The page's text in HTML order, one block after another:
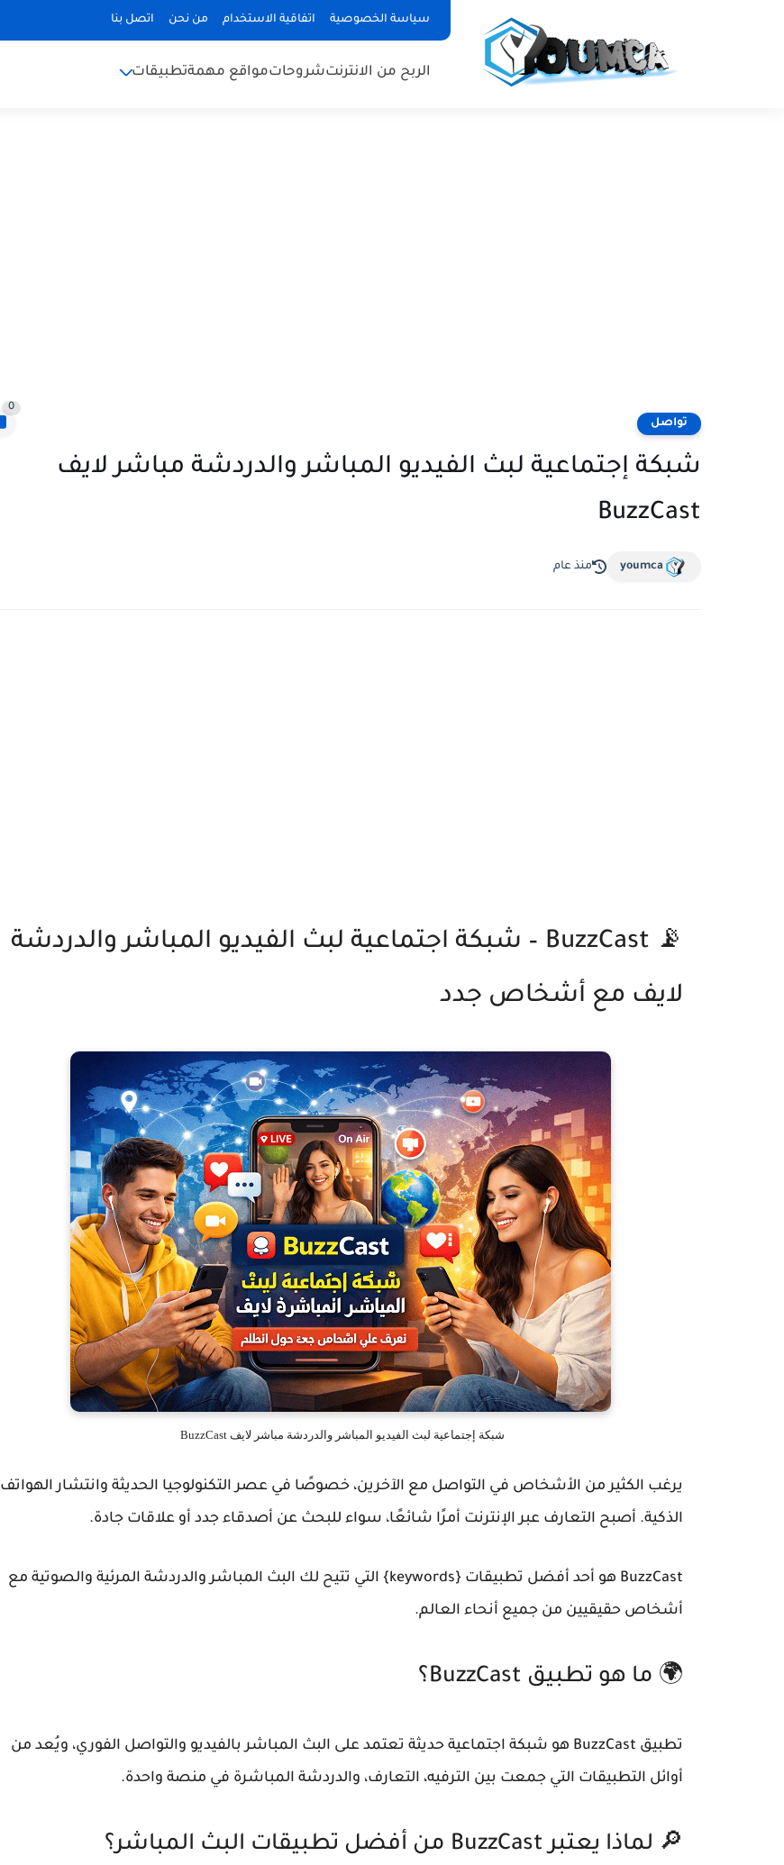
سياسة الخصوصية اتفاقية الاستخدام من نحن اتصل بنا
الربح من الانترنتشروحاتمواقع مهمةتطبيقات
تواصل
0
شبكة إجتماعية لبث الفيديو المباشر والدردشة مباشر لايف
BuzzCast
youmca منذ عام
📡 BuzzCast – شبكة اجتماعية لبث الفيديو المباشر والدردشة
لايف مع أشخاص جدد
شبكة إجتماعية لبث الفيديو المباشر والدردشة مباشر لايف BuzzCast
يرغب الكثير من الأشخاص في التواصل مع الآخرين، خصوصًا في عصر التكنولوجيا الحديثة وانتشار الهواتف
الذكية. أصبح التعارف عبر الإنترنت أمرًا شائعًا، سواء للبحث عن أصدقاء جدد أو علاقات جادة.
BuzzCast
هو أحد أفضل تطبيقات {keywords} التي تتيح لك البث المباشر والدردشة المرئية والصوتية مع
أشخاص حقيقيين من جميع أنحاء العالم.
🌍 ما هو تطبيق BuzzCast؟
تطبيق BuzzCast هو شبكة اجتماعية حديثة تعتمد على البث المباشر بالفيديو والتواصل الفوري، ويُعد من
أوائل التطبيقات التي جمعت بين الترفيه، التعارف، والدردشة المباشرة في منصة واحدة.
🔎 لماذا يعتبر BuzzCast من أفضل تطبيقات البث المباشر؟